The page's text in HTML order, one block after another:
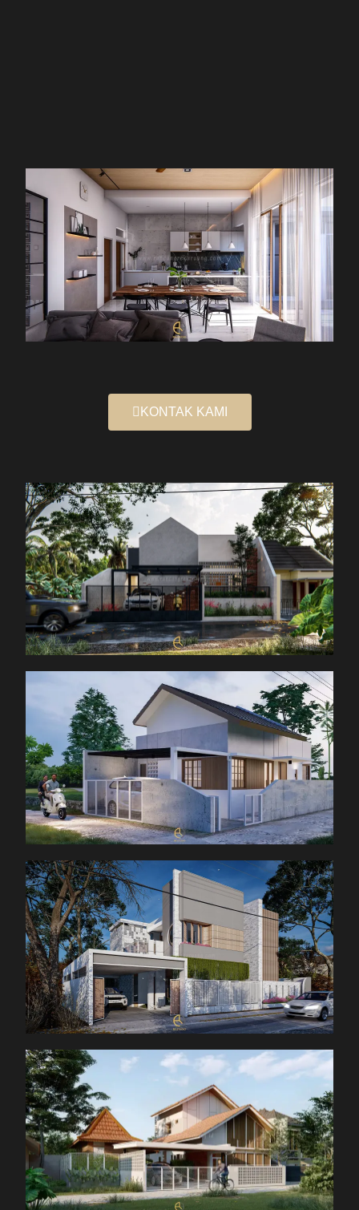
KONTAK KAMI
KONTAK KAMI